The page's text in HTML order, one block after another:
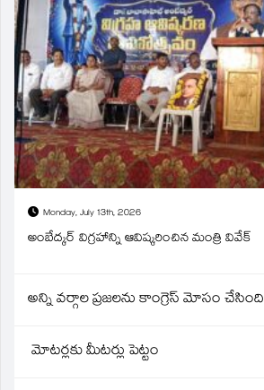
Monday, July 13th, 2026
అంబేద్కర్ విగ్రహాన్ని ఆవిష్కరించిన మంత్రి వివేక్
అన్ని వర్గాల ప్రజలను కాంగ్రెస్ మోసం చేసింది
మోటర్లకు మీటర్లు పెట్టం